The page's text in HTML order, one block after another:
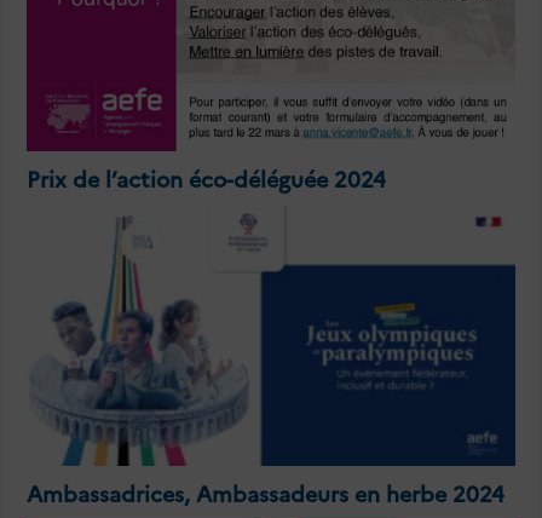
Prix de l’action éco-déléguée 2024
Ambassadrices, Ambassadeurs en herbe 2024